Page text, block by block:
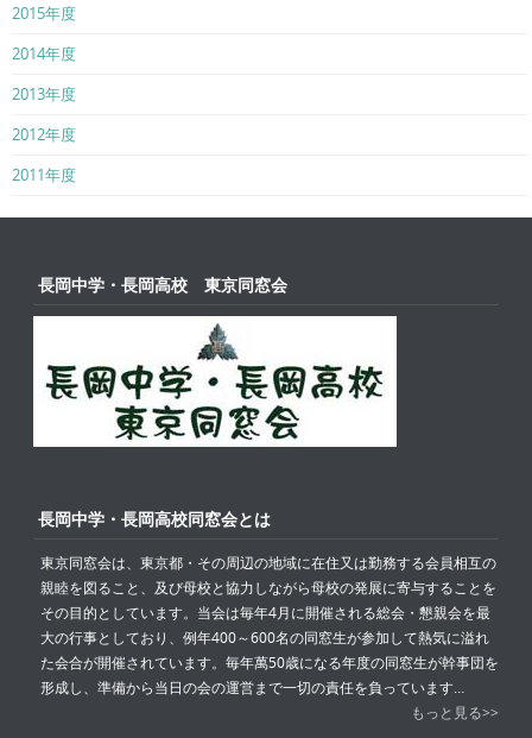
2015年度
2014年度
2013年度
2012年度
2011年度
長岡中学・長岡高校 東京同窓会
長岡中学・長岡高校同窓会とは
東京同窓会は、東京都・その周辺の地域に在住又は勤務する会員相互の
親睦を図ること、及び母校と協力しながら母校の発展に寄与することを
その目的としています。当会は毎年4月に開催される総会・懇親会を最
大の行事としており、例年400～600名の同窓生が参加して熱気に溢れ
た会合が開催されています。毎年萬50歳になる年度の同窓生が幹事団を
形成し、準備から当日の会の運営まで一切の責任を負っています…
もっと見る>>